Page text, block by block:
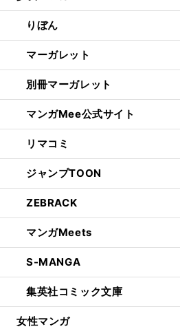
りぼん
マーガレット
別冊マーガレット
マンガMee公式サイト
リマコミ
ジャンプTOON
ZEBRACK
マンガMeets
S-MANGA
集英社コミック文庫
女性マンガ